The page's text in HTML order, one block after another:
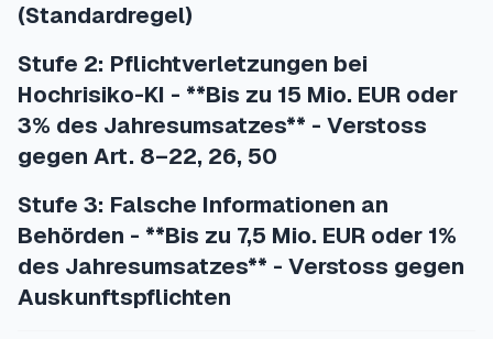
(Standardregel)
Stufe 2: Pflichtverletzungen bei
Hochrisiko-KI - **Bis zu 15 Mio. EUR oder
3% des Jahresumsatzes** - Verstoss
gegen Art. 8–22, 26, 50
Stufe 3: Falsche Informationen an
Behörden - **Bis zu 7,5 Mio. EUR oder 1%
des Jahresumsatzes** - Verstoss gegen
Auskunftspflichten